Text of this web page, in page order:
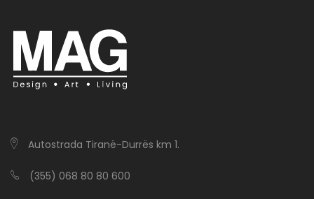
Autostrada Tiranë-Durrës km 1.
(355) 068 80 80 600